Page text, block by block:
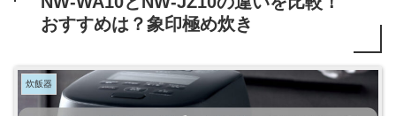
おすすめは？象印極め炊き
炊飯器